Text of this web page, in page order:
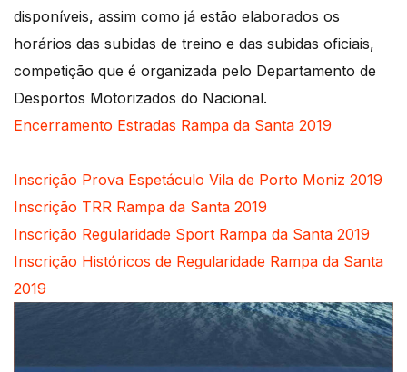
disponíveis, assim como já estão elaborados os
horários das subidas de treino e das subidas oficiais,
competição que é organizada pelo Departamento de
Desportos Motorizados do Nacional.
Encerramento Estradas Rampa da Santa 2019
Inscrição Prova Espetáculo Vila de Porto Moniz 2019
Inscrição TRR Rampa da Santa 2019
Inscrição Regularidade Sport Rampa da Santa 2019
Inscrição Históricos de Regularidade Rampa da Santa
2019